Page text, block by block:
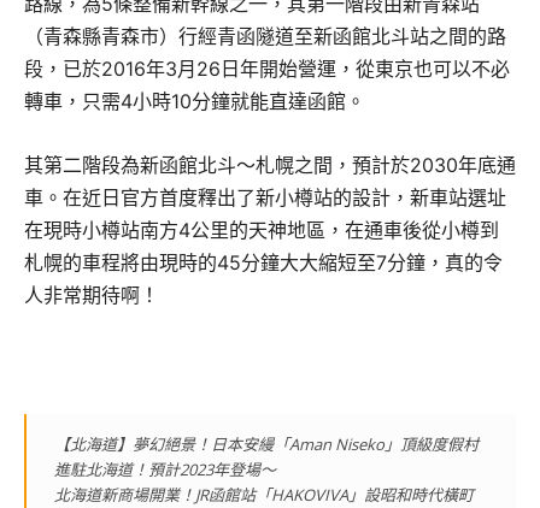
（青森縣青森市）行經青函隧道至新函館北斗站之間的路
段，已於2016年3月26日年開始營運，從東京也可以不必
轉車，只需4小時10分鐘就能直達函館。
其第二階段為新函館北斗～札幌之間，預計於2030年底通
車。在近日官方首度釋出了新小樽站的設計，新車站選址
在現時小樽站南方4公里的天神地區，在通車後從小樽到
札幌的車程將由現時的45分鐘大大縮短至7分鐘，真的令
人非常期待啊！
【北海道】夢幻絕景！日本安縵「Aman Niseko」頂級度假村
進駐北海道！預計2023年登場～
北海道新商場開業！JR函館站「HAKOVIVA」設昭和時代橫町